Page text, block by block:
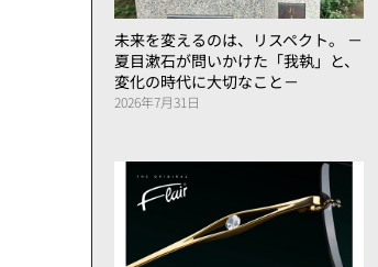
未来を変えるのは、リスペクト。 －
夏目漱石が問いかけた「我執」と、
変化の時代に大切なこと－
2026年7月31日